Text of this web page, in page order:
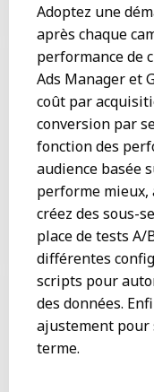
Adoptez une
après chaque
performance de
Ads Manager et
coût par
conversion par
fonction des
audience basée
performe mieux,
créez des sous-
place de tests
différentes
scripts pour
des données.
ajustement pour
terme.